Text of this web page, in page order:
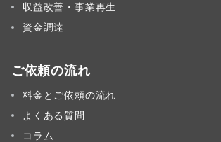
収益改善・事業再生
資金調達
ご依頼の流れ
料金とご依頼の流れ
よくある質問
コラム